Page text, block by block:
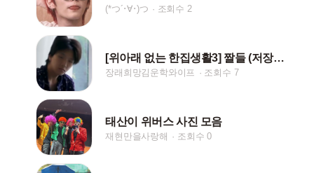
(*つ´･∀･)つ 조회수 2
[위아래 없는 한집생활3] 짤들 (저장시 핱/댓)
장래희망김운학와이프 조회수 7
태산이 위버스 사진 모음
재현만을사랑해 조회수 0